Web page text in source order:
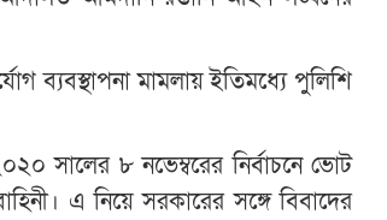
ব্যবস্থাপনা মামলায় ইতিমধ্যে পুলিশি
সালের ৮ নভেম্বরের নির্বাচনে ভোট
এ নিয়ে সরকারের সঙ্গে বিবাদের